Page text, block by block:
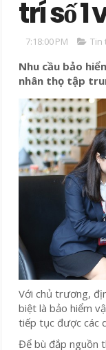
trí số
7:18:00 PM Tin
Nhu cầu bảo
nhân thọ tập
Với chủ trương,
biệt là bảo hiểm
tiếp tục được các
Để bù đắp nguồn